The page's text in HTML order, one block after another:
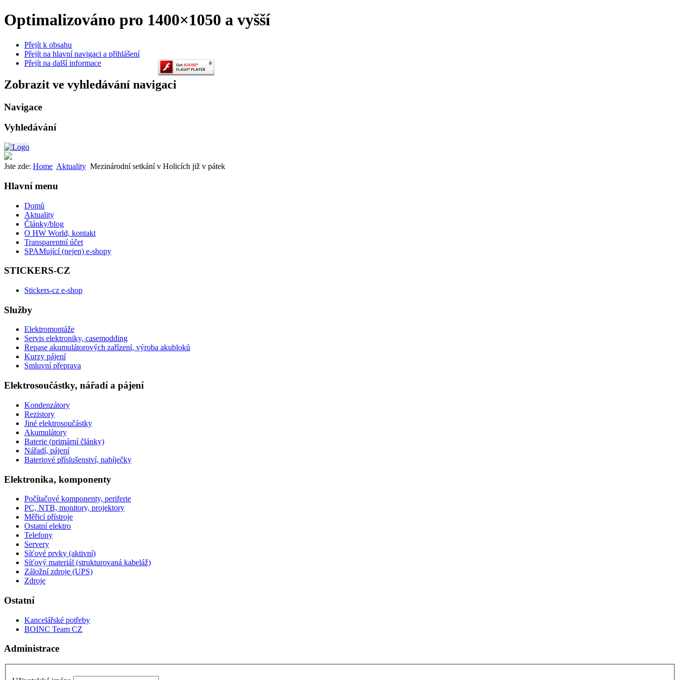
Optimalizováno pro 1400×1050 a vyšší
Přejít k obsahu
Přejít na hlavní navigaci a přihlášení
Přejít na další informace
Zobrazit ve vyhledávání navigaci
Navigace
Vyhledávání
Jste zde: Home Aktuality Mezinárodní setkání v Holicích již v pátek
Hlavní menu
Domů
Aktuality
Články/blog
O HW World, kontakt
Transparentní účet
SPAMující (nejen) e-shopy
STICKERS-CZ
Stickers-cz e-shop
Služby
Elektromontáže
Servis elektroniky, casemodding
Repase akumulátorových zařízení, výroba akubloků
Kurzy pájení
Smluvní přeprava
Elektrosoučástky, nářadí a pájení
Kondenzátory
Rezistory
Jiné elektrosoučástky
Akumulátory
Baterie (primární články)
Nářadí, pájení
Bateriové příslušenství, nabíječky
Elektronika, komponenty
Počítačové komponenty, periferie
PC, NTB, monitory, projektory
Měřicí přístroje
Ostatní elektro
Telefony
Servery
Síťové prvky (aktivní)
Síťový materiál (strukturovaná kabeláž)
Záložní zdroje (UPS)
Zdroje
Ostatní
Kancelářské potřeby
BOINC Team CZ
Administrace